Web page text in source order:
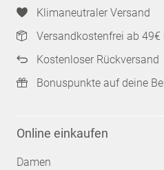
Klimaneutraler Versand
Versandkostenfrei ab
Kostenloser Rückversand
Bonuspunkte auf deine
Online einkaufen
Damen